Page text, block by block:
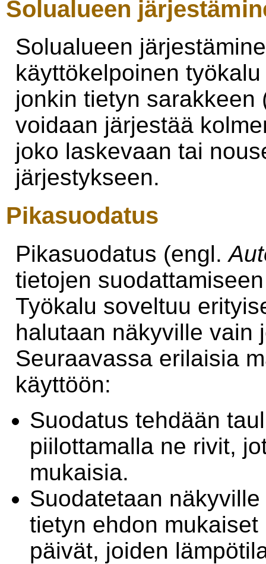
Solualueen
Solualueen
käyttökelpoinen
jonkin tietyn sarakkeen
voidaan järjestää
joko laskevaan tai
järjestykseen.
Pikasuodatus
Pikasuodatus (engl.
tietojen
Työkalu soveltuu
halutaan näkyville vain
Seuraavassa erilaisia
käyttöön:
Suodatus tehdään
piilottamalla ne rivit,
mukaisia.
Suodatetaan
tietyn ehdon
päivät, joiden